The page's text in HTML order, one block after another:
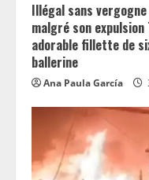
Illégal sans
malgré son
adorable fillette de
ballerine
Ana Paula García